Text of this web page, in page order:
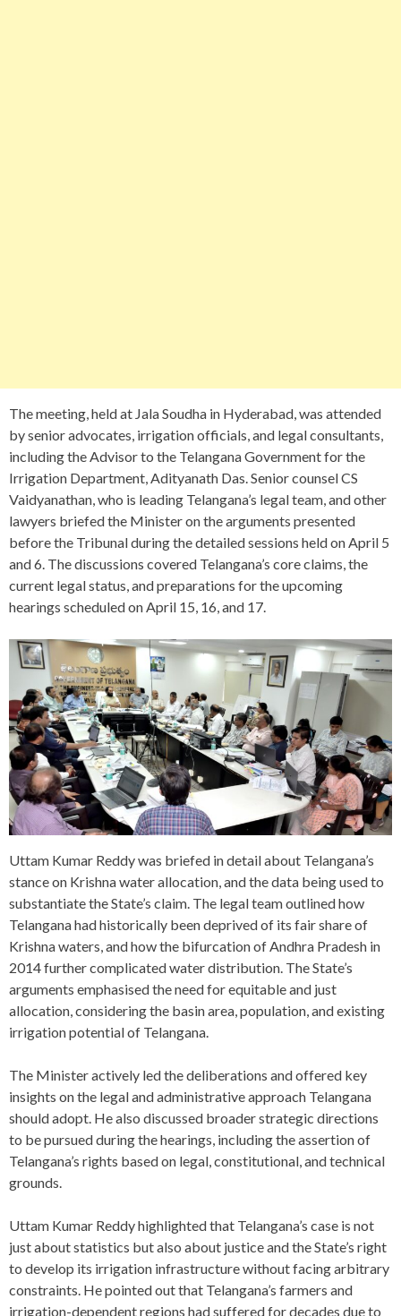
The meeting, held at Jala Soudha in Hyderabad, was attended
by senior advocates, irrigation officials, and legal consultants,
including the Advisor to the Telangana Government for the
Irrigation Department, Adityanath Das. Senior counsel CS
Vaidyanathan, who is leading Telangana’s legal team, and other
lawyers briefed the Minister on the arguments presented
before the Tribunal during the detailed sessions held on April 5
and 6. The discussions covered Telangana’s core claims, the
current legal status, and preparations for the upcoming
hearings scheduled on April 15, 16, and 17.
Uttam Kumar Reddy was briefed in detail about Telangana’s
stance on Krishna water allocation, and the data being used to
substantiate the State’s claim. The legal team outlined how
Telangana had historically been deprived of its fair share of
Krishna waters, and how the bifurcation of Andhra Pradesh in
2014 further complicated water distribution. The State’s
arguments emphasised the need for equitable and just
allocation, considering the basin area, population, and existing
irrigation potential of Telangana.
The Minister actively led the deliberations and offered key
insights on the legal and administrative approach Telangana
should adopt. He also discussed broader strategic directions
to be pursued during the hearings, including the assertion of
Telangana’s rights based on legal, constitutional, and technical
grounds.
Uttam Kumar Reddy highlighted that Telangana’s case is not
just about statistics but also about justice and the State’s right
to develop its irrigation infrastructure without facing arbitrary
constraints. He pointed out that Telangana’s farmers and
irrigation-dependent regions had suffered for decades due to